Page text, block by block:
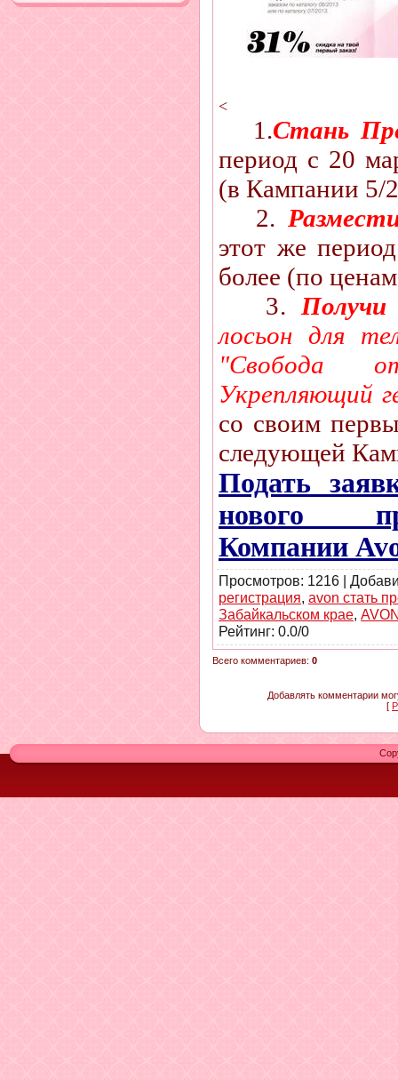
<
1.Стань
период с 20
(в Кампании 5/
2.
этот же
более (по
3.Получи
лосьон для
"Свобода
Укрепляющий
со своим
следующей
Подать
нового
Компании
Просмотров: 1216 |
регистрация, avon стать
Забайкальском крае,
Рейтинг: 0.0/0
Всего комментариев: 0
Добавлять комментарии
[